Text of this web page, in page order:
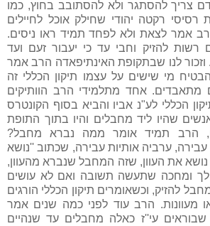
צריך להסתגר ולא להסתובב בחוץ, כמו
רסיסי רקטה יהודי שחילק אוכל לחיילים
אמר לצאת ולא לפחד תמיד ראו ניסים.
רשות להזיק וחבי עד כי יעבור זעם ועד
לנו שבתקופת האינתיפאדה הרב אמר
מי שישים על עצמו תיקון הכללי זה
מתאבדים. אחד מתלמידי הרב הוותיקים
הכללי לע"נ אביו והביא בסוף הקונטרס
שהיו ליד מחבלים והיו בתוך התופת
הרב תמיד אומר ממה נברא מחבל?
עבירה, ערביה אותיות עבירה, שכתוב ''נושא
נושא את העוון, שזה המחבל שנברא מהעוון,
לך ומחכה שתעשה תשובה ואם לא עושים
להזיק, וכשאומרים תיקון הכללי הורגים
מעוונות. הרב עוד לפני כמה שנים אמר
עי''ז כאלה מחבלים עד שנהיים